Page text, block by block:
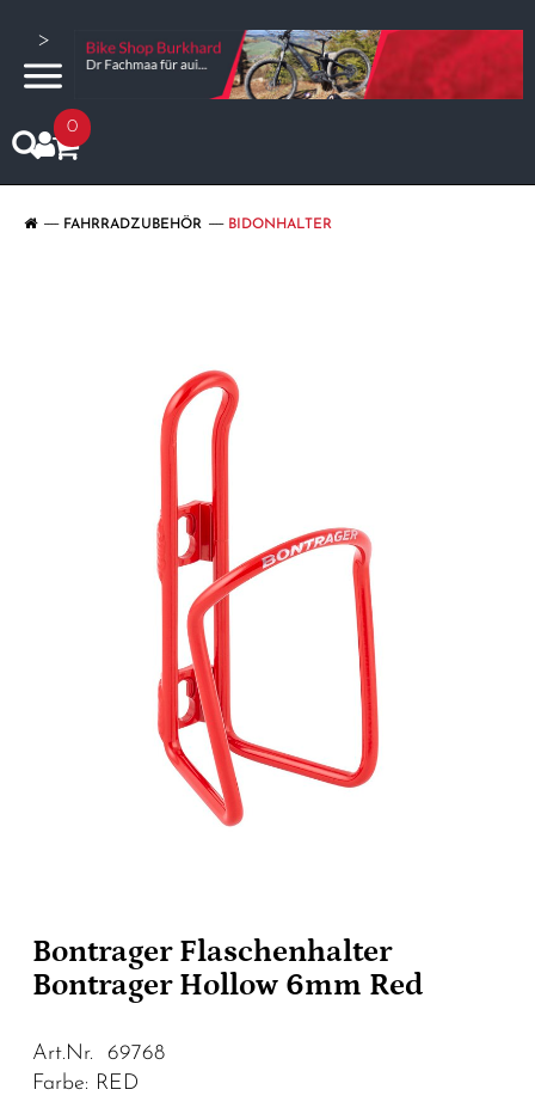
>
0
FAHRRADZUBEHÖR BIDONHALTER
Bontrager Flaschenhalter
Bontrager Hollow 6mm Red
Art.Nr. 69768
Farbe: RED